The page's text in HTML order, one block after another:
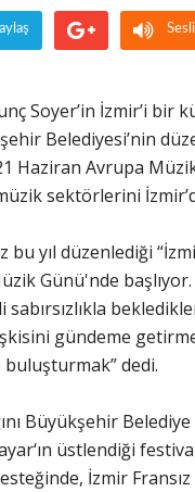
Soyer’in İzmir’i bir
Belediyesi’nin
Haziran Avrupa
sektörlerini
yıl düzenlediği
Günü'nde
gündeme
dedi.
Büyükşehir Belediye
üstlendiği
İzmir